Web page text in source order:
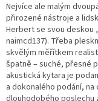
Nejvíce ale malým
přirozené nástroje a
Herbert se svou deskou
naimcd137). Třeba
skvělým měřítkem
špatně – suché, přesné
akustická kytara je
a dokonalého podání,